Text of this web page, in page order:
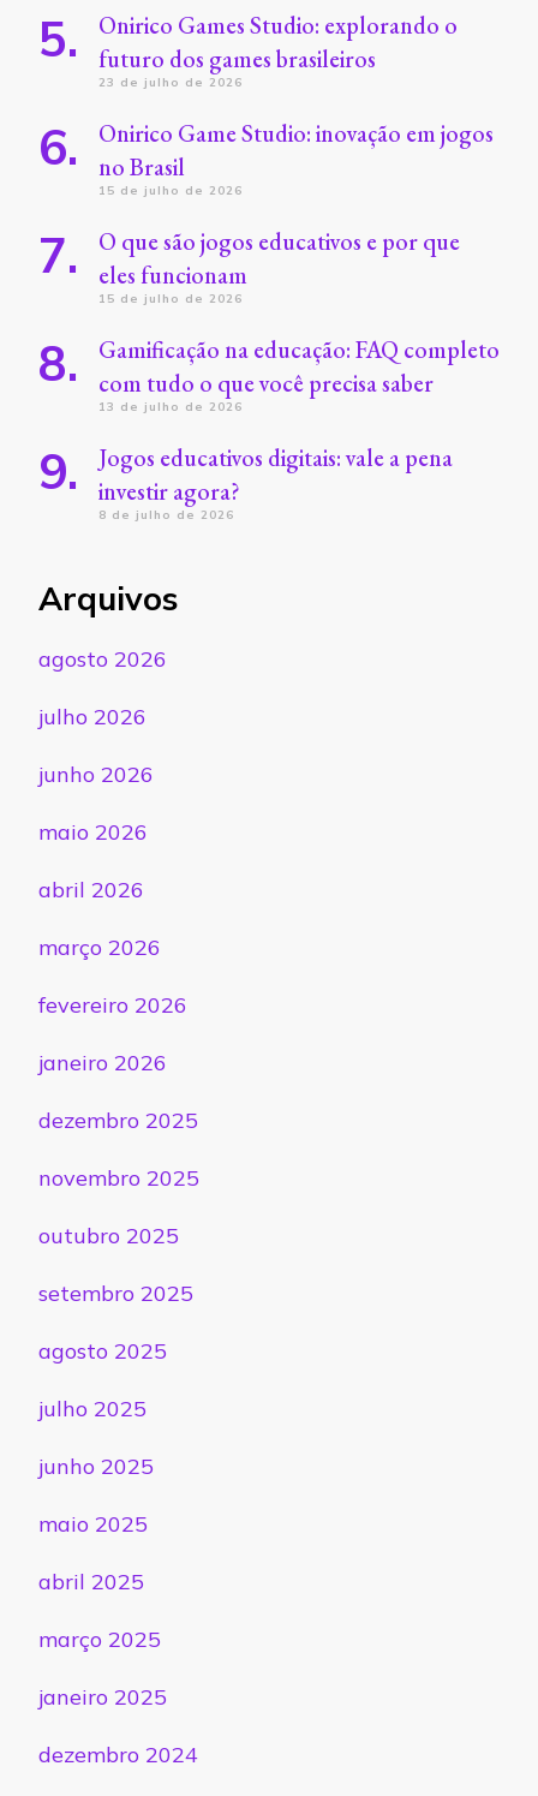
Onirico Games Studio: explorando o
futuro dos games brasileiros
23 de julho de 2026
Onirico Game Studio: inovação em jogos
no Brasil
15 de julho de 2026
O que são jogos educativos e por que
eles funcionam
15 de julho de 2026
Gamificação na educação: FAQ completo
com tudo o que você precisa saber
13 de julho de 2026
Jogos educativos digitais: vale a pena
investir agora?
8 de julho de 2026
Arquivos
agosto 2026
julho 2026
junho 2026
maio 2026
abril 2026
março 2026
fevereiro 2026
janeiro 2026
dezembro 2025
novembro 2025
outubro 2025
setembro 2025
agosto 2025
julho 2025
junho 2025
maio 2025
abril 2025
março 2025
janeiro 2025
dezembro 2024